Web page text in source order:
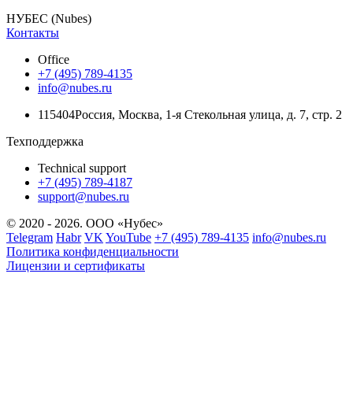
НУБЕС (Nubes)
Контакты
Office
+7 (495) 789-4135
info@nubes.ru
115404Россия, Москва, 1-я Стекольная улица, д. 7, стр. 2
Техподдержка
Technical support
+7 (495) 789-4187
support@nubes.ru
© 2020 - 2026. ООО «Нубес»
Telegram Habr VK YouTube +7 (495) 789-4135 info@nubes.ru
Политика конфиденциальности
Лицензии и сертификаты